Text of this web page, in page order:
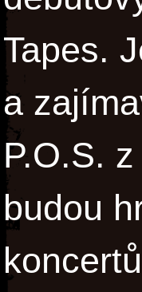
Tapes.
a
P.O.S.
budou